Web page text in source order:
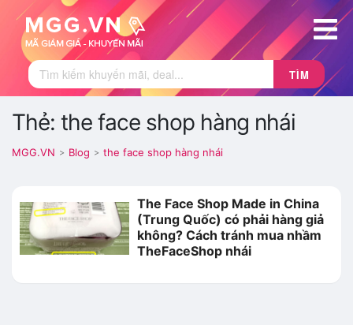
TÌM
Thẻ: the face shop hàng nhái
MGG.VN > Blog > the face shop hàng nhái
The Face Shop Made in China
(Trung Quốc) có phải hàng giả
không? Cách tránh mua nhầm
TheFaceShop nhái